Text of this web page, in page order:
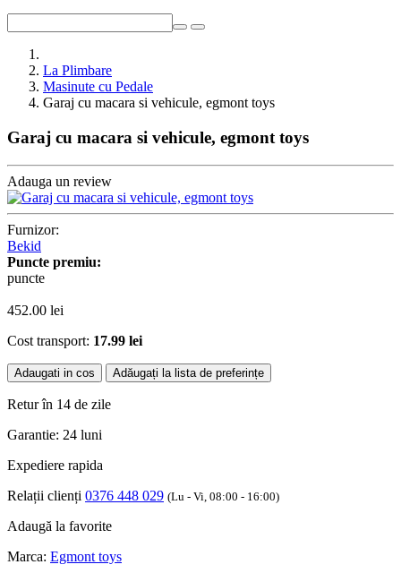
La Plimbare
Masinute cu Pedale
Garaj cu macara si vehicule, egmont toys
Garaj cu macara si vehicule, egmont toys
Adauga un review
Furnizor:
Bekid
Puncte premiu:
puncte
452.00 lei
Cost transport: 17.99 lei
Adaugati in cos Adăugați la lista de preferințe
Retur în 14 de zile
Garantie: 24 luni
Expediere rapida
Relații clienți 0376 448 029 (Lu - Vi, 08:00 - 16:00)
Adaugă la favorite
Marca: Egmont toys